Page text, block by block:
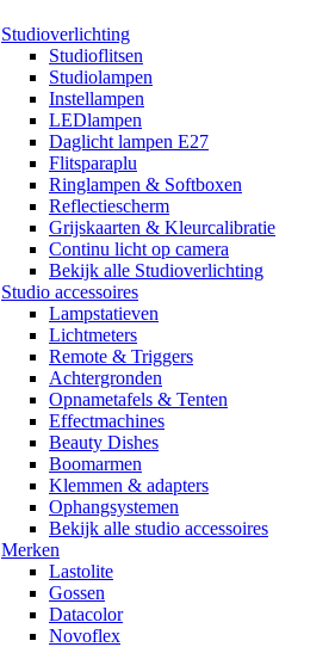
Studioverlichting
Studioflitsen
Studiolampen
Instellampen
LEDlampen
Daglicht lampen E27
Flitsparaplu
Ringlampen & Softboxen
Reflectiescherm
Grijskaarten & Kleurcalibratie
Continu licht op camera
Bekijk alle Studioverlichting
Studio accessoires
Lampstatieven
Lichtmeters
Remote & Triggers
Achtergronden
Opnametafels & Tenten
Effectmachines
Beauty Dishes
Boomarmen
Klemmen & adapters
Ophangsystemen
Bekijk alle studio accessoires
Merken
Lastolite
Gossen
Datacolor
Novoflex